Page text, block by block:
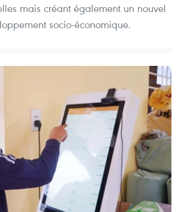
mais créant également un nouvel
socio-économique.